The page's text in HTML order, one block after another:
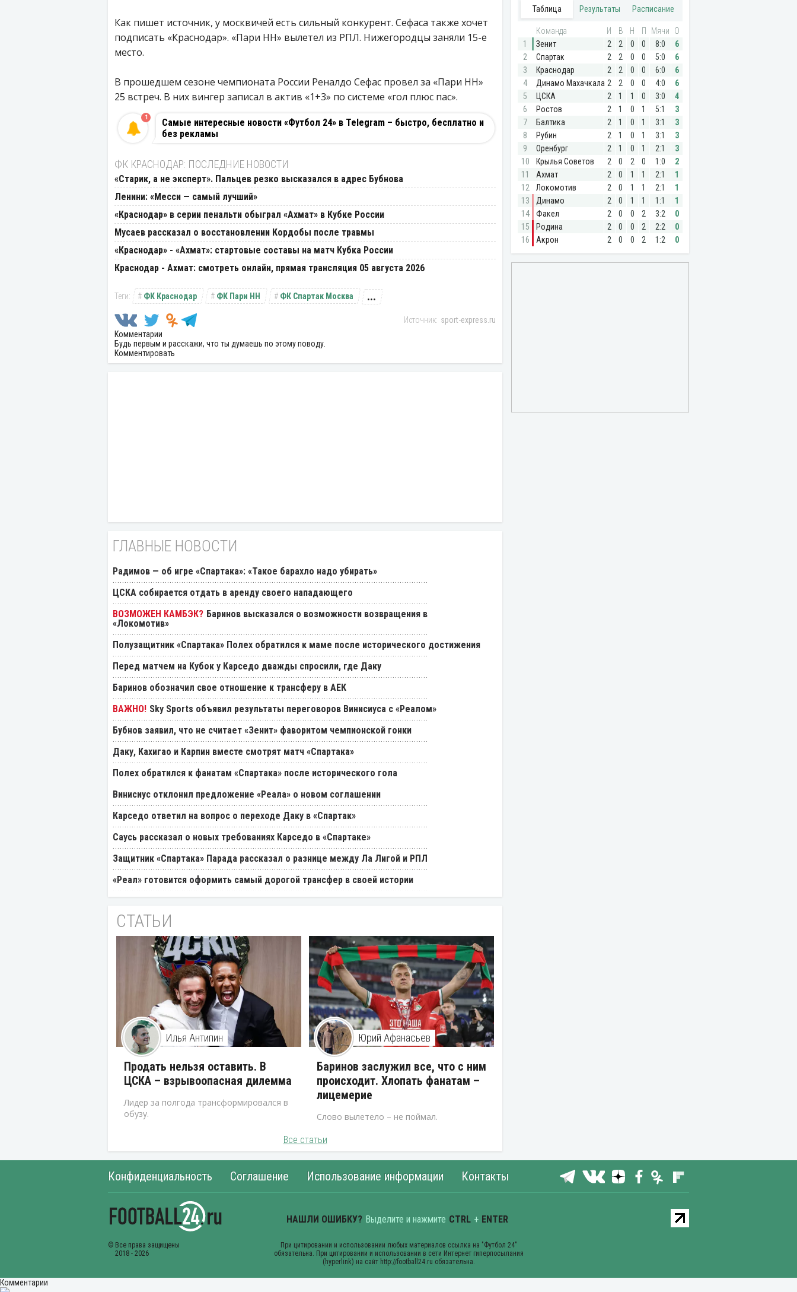
Как пишет источник, у москвичей есть сильный конкурент. Сефаса также хочет
подписать «Краснодар». «Пари НН» вылетел из РПЛ. Нижегородцы заняли 15-е
место.
В прошедшем сезоне чемпионата России Реналдо Сефас провел за «Пари НН»
25 встреч. В них вингер записал в актив «1+3» по системе «гол плюс пас».
Самые интересные новости «Футбол 24» в Telegram – быстро, бесплатно и
без рекламы
1
ФК КРАСНОДАР: ПОСЛЕДНИЕ НОВОСТИ
«Старик, а не эксперт». Пальцев резко высказался в адрес Бубнова
Ленини: «Месси — самый лучший»
«Краснодар» в серии пенальти обыграл «Ахмат» в Кубке России
Мусаев рассказал о восстановлении Кордобы после травмы
«Краснодар» - «Ахмат»: стартовые составы на матч Кубка России
Краснодар - Ахмат: смотреть онлайн, прямая трансляция 05 августа 2026
ФК Краснодар ФК Пари НН ФК Спартак Москва ...
sport-express.ru
Комментарии
Будь первым и расскажи, что ты думаешь по этому поводу.
Комментировать
ГЛАВНЫЕ НОВОСТИ
Радимов — об игре «Спартака»: «Такое барахло надо убирать»
ЦСКА собирается отдать в аренду своего нападающего
Баринов высказался о возможности возвращения в
«Локомотив»
Полузащитник «Спартака» Полех обратился к маме после исторического достижения
Перед матчем на Кубок у Карседо дважды спросили, где Даку
Баринов обозначил свое отношение к трансферу в АЕК
Sky Sports объявил результаты переговоров Винисиуса с «Реалом»
Бубнов заявил, что не считает «Зенит» фаворитом чемпионской гонки
Даку, Кахигао и Карпин вместе смотрят матч «Спартака»
Полех обратился к фанатам «Спартака» после исторического гола
Винисиус отклонил предложение «Реала» о новом соглашении
Карседо ответил на вопрос о переходе Даку в «Спартак»
Саусь рассказал о новых требованиях Карседо в «Спартаке»
Защитник «Спартака» Парада рассказал о разнице между Ла Лигой и РПЛ
«Реал» готовится оформить самый дорогой трансфер в своей истории
СТАТЬИ
Илья Антипин
Продать нельзя оставить. В
ЦСКА – взрывоопасная дилемма
Лидер за полгода трансформировался в
обузу.
Юрий Афанасьев
Баринов заслужил все, что с ним
происходит. Хлопать фанатам –
лицемерие
Слово вылетело – не поймал.
Все статьи
Конфиденциальность Соглашение Использование информации Контакты
Комментарии